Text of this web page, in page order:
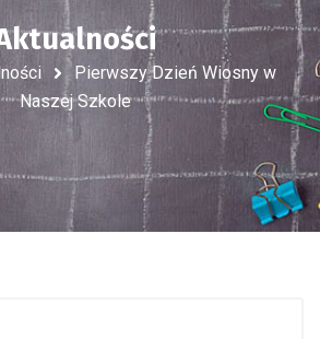
Pierwszy Dzień Wiosny w
Naszej Szkole